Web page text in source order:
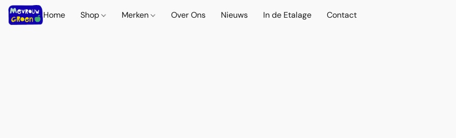
Home Shop Merken Over Ons Nieuws In de Etalage Contact